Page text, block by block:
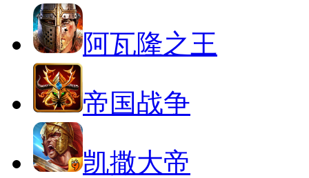
阿瓦隆之王
帝国战争
凯撒大帝